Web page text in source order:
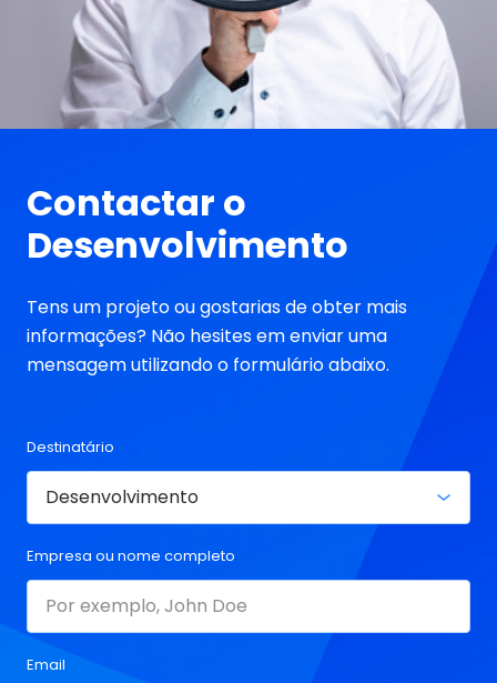
Contactar o
Desenvolvimento
Tens um projeto ou gostarias de obter mais
informações? Não hesites em enviar uma
mensagem utilizando o formulário abaixo.
Destinatário
Empresa ou nome completo
Email